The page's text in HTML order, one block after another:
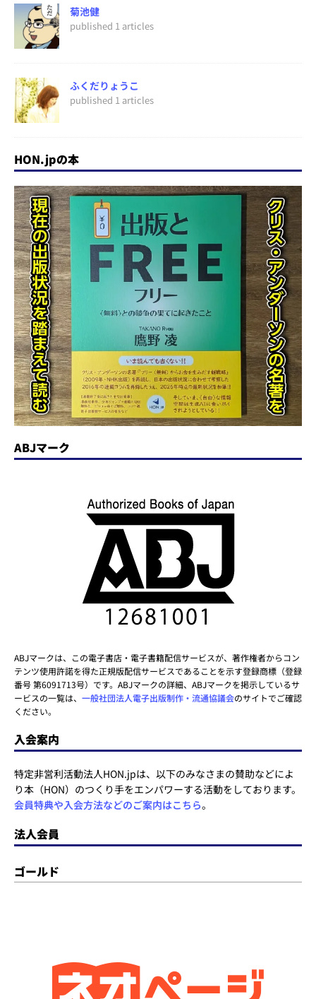
菊池健
published 1 articles
ふくだりょうこ
published 1 articles
HON.jpの本
ABJマーク
ABJマークは、この電子書店・電子書籍配信サービスが、著作権者からコン
テンツ使用許諾を得た正規版配信サービスであることを示す登録商標（登録
番号 第6091713号）です。ABJマークの詳細、ABJマークを掲示しているサ
ービスの一覧は、 一般社団法人電子出版制作・流通協議会のサイトでご確認
ください。
入会案内
特定非営利活動法人HON.jpは、以下のみなさまの賛助などによ
り本（HON）のつくり手をエンパワーする活動をしております。
会員特典や入会方法などのご案内はこちら。
法人会員
ゴールド